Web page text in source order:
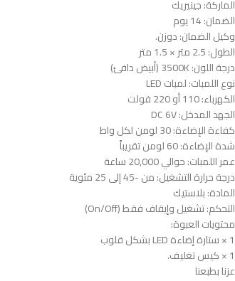
الماركة: جينيريك
الضمان: 14 يوم
وكيل الضمان: دوزن.
الطول: 2.5 متر × 1.5 متر
درجة اللون: 3500K (أبيض دافئ)
نوع اللمبات: لمبات LED
الكهرباء: 110 أو 220 فولت
الجهد المدخل: DC 6V
كفاءة الإضاءة: 30 لومن لكل واط
شدة الإضاءة: 60 لومن تقريباً
عمر اللمبات: حوالي 20,000 ساعة
درجة حرارة التشغيل: من -45 إلى 25 مئوية
المادة: بلاستيك
التحكم: تشغيل وإيقاف فقط (On/Off)
محتويات العبوة:
1 × ستارة إضاءة LED بشكل قلوب
1 × كيس تغليف.
عزنا بطبعنا